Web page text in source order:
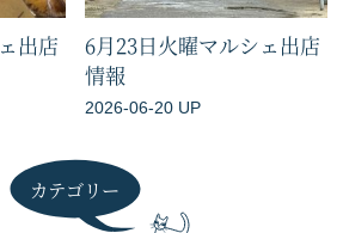
出店
6月23日火曜マルシェ出店
情報
2026-06-20 UP
カテゴリー